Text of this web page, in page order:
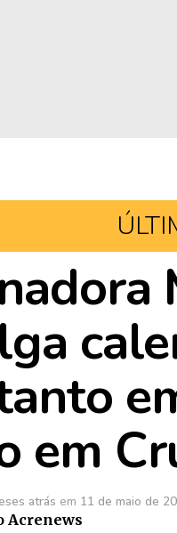
em
atrás em 11 de maio de
Acrenews